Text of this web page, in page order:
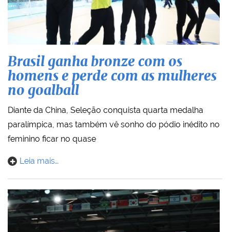
Brasil ganha bronze com os
homens e perde com as mulheres
no goalball
Diante da China, Seleção conquista quarta medalha
paralímpica, mas também vê sonho do pódio inédito no
feminino ficar no quase
Leia mais…